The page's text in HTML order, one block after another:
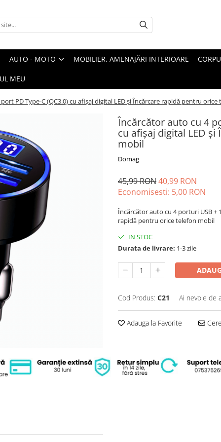
AUTO - MOTO MOBILIER, AMENAJĂRI INTERIOARE
MEU
PD Type-C (QC3.0) cu afișaj digital LED și Încărcare rapidă pentru
Încărcător auto cu 4
cu afișaj digital LED
mobil
Domag
45,99 RON40,99 RON
Economisesti: 5,00 RON
Încărcător auto cu 4 porturi USB +
rapidă pentru orice telefon mobil
IN STOC
Durata de livrare: 1-3 zile
Cod Produs: C21 Ai nevoie de
Adauga la Favorite